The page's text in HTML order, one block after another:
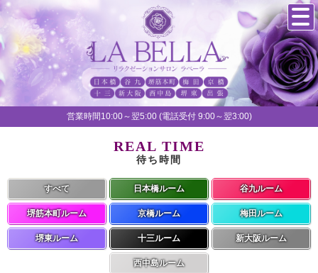
営業時間10:00～翌5:00 (電話受付 9:00～翌3:00)
REAL TIME
待ち時間
すべて 日本橋ルーム 谷九ルーム
堺筋本町ルーム 京橋ルーム 梅田ルーム
堺東ルーム 十三ルーム 新大阪ルーム
西中島ルーム